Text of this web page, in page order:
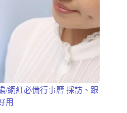
/網紅必備行事曆 採訪、跟
用